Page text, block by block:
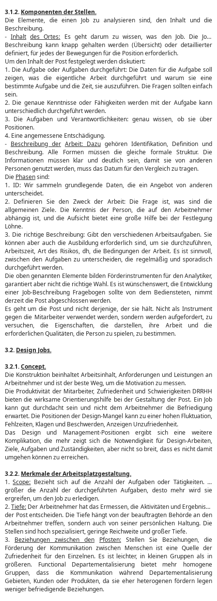
3.1.2. Komponenten der Stellen.
Die Elemente, die einen Job zu analysieren sind, den Inhalt und die
Beschreibung.
-Inhalt des Ortes: Es geht darum zu wissen, was den Job. Die Job-
Beschreibung kann knapp gehalten werden (Übersicht) oder detaillierter
definiert, für jedes der Bewegungen für die Position erforderlich.
Um den Inhalt der Post festgelegt werden diskutiert:
1. Die Aufgabe oder Aufgaben durchgeführt: Die Daten für die Aufgabe soll
zeigen, was die eigentliche Arbeit durchgeführt und warum sie eine
bestimmte Aufgabe und die Zeit, sie auszuführen. Die Fragen sollten einfach
sein.
2. Die genaue Kenntnisse oder Fähigkeiten werden mit der Aufgabe kann
unterschiedlich durchgeführt werden.
3. Die Aufgaben und Verantwortlichkeiten: genau wissen, ob sie über
Positionen.
4. Eine angemessene Entschädigung.
- Beschreibung der Arbeit: Dazu gehören Identifikation, Definition und
Beschreibung. Alle Formen müssen die gleiche formale Struktur. Die
Informationen müssen klar und deutlich sein, damit sie von anderen
Personen genutzt werden, muss das Datum für den Vergleich zu tragen.
Die Phasensind:
1. ID: Wir sammeln grundlegende Daten, die ein Angebot von anderen
unterscheidet.
2. Definieren Sie den Zweck der Arbeit: Die Frage ist, was sind die
allgemeinen Ziele. Die Kenntnis der Person, die auf den Arbeitnehmer
abhängig ist, und die Aufsicht bietet eine große Hilfe bei der Festlegung
Löhne.
3. Die richtige Beschreibung: Gibt den verschiedenen Arbeitsaufgaben. Sie
können aber auch die Ausbildung erforderlich sind, um sie durchzuführen,
Arbeitszeit, Art des Risikos, dh, die Bedingungen der Arbeit. Es ist sinnvoll,
zwischen den Aufgaben zu unterscheiden, die regelmäßig und sporadisch
durchgeführt werden.
Die oben genannten Elemente bilden Förderinstrumenten für den Analytiker,
garantiert aber nicht die richtige Wahl. Es ist wünschenswert, die Entwicklung
einer Job-Beschreibung Fragebogen sollte von dem Bediensteten, nimmt
derzeit die Post abgeschlossen werden.
Es geht um die Post und nicht derjenige, der sie hält. Nicht als Instrument
gegen die Mitarbeiter verwendet werden, sondern werden aufgefordert, zu
versuchen, die Eigenschaften, die darstellen, ihre Arbeit und die
erforderlichen Qualitäten, die Person zu spielen, zu bestimmen.
3.2. Design Jobs.
3.2.1.Concept.
Die Konstruktion beinhaltet Arbeitsinhalt, Anforderungen und Leistungen an
Arbeitnehmer und ist der beste Weg, um die Motivation zu messen.
Die Produktivität der Mitarbeiter, Zufriedenheit und Schwierigkeiten DRRHH
bieten die wirksame Orientierungshilfe bei der Gestaltung der Post. Ein Job
kann gut durchdacht sein und nicht dem Arbeitnehmer die Befriedigung
erwartet. Die Positionen der Design-Mangel kann zu einer hohen Fluktuation,
Fehlzeiten, Klagen und Beschwerden, Anzeigen Unzufriedenheit.
Das Design und Management-Positionen ergibt sich eine weitere
Komplikation, die mehr zeigt sich die Notwendigkeit für Design-Arbeiten,
Ziele, Aufgaben und Zuständigkeiten, aber nicht so breit, dass es nicht damit
umgehen können zu erreichen.
3.2.2. Merkmale der Arbeitsplatzgestaltung.
1.Scope: Bezieht sich auf die Anzahl der Aufgaben oder Tätigkeiten. Je
größer die Anzahl der durchgeführten Aufgaben, desto mehr wird sie
ergreifen, um den Job zu erledigen.
2.Tiefe: Der Arbeitnehmer hat das Ermessen, die Aktivitäten und Ergebnisse
der Post entscheiden. Die Tiefe hängt von der beauftragten Behörde an den
Arbeitnehmer treffen, sondern auch von seiner persönlichen Haltung. Die
Stellen sind hoch spezialisiert, geringe Reichweite und großer Tiefe.
3.
Beziehungen zwischen den Pfosten: Stellen Sie Beziehungen, die
Förderung der Kommunikation zwischen Menschen ist eine Quelle der
Zufriedenheit für den Einzelnen. Es ist leichter, in kleinen Gruppen als in
größeren. Functional Departementalisierung bietet mehr homogene
Gruppen, dass die Kommunikation während Departementalisierung
Gebieten, Kunden oder Produkten, da sie eher heterogenen fördern legen
weniger befriedigende Beziehungen.